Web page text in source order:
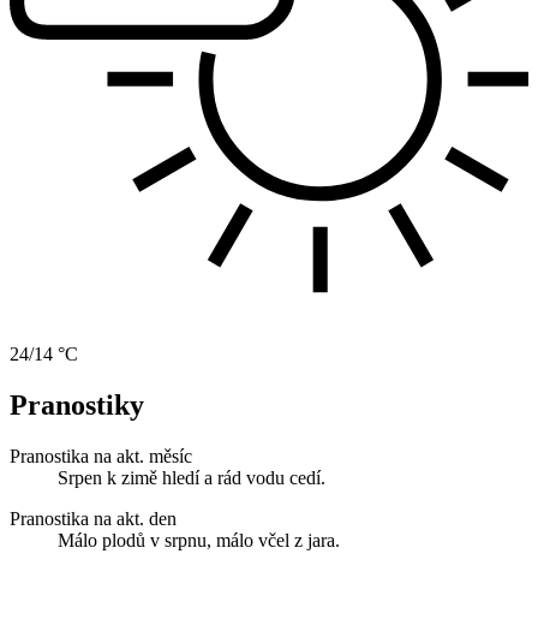
24/14 °C
Pranostiky
Pranostika na akt. měsíc
Srpen k zimě hledí a rád vodu cedí.
Pranostika na akt. den
Málo plodů v srpnu, málo včel z jara.